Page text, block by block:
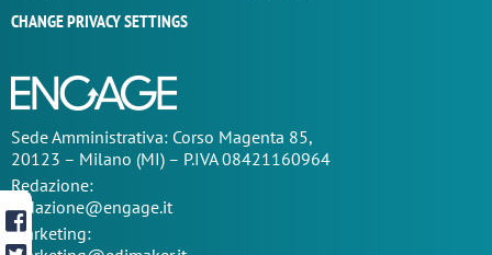
CHANGE PRIVACY SETTINGS
SedeAmministrativa: Corso Magenta 85,
20123 – Milano (MI) – P.IVA 08421160964
Redazione:
redazione@engage.it
Marketing: